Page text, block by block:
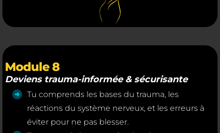
Module 8
Deviens trauma-informée & sécurisante
Tu comprends les bases du trauma, les
réactions du système nerveux, et les erreurs à
éviter pour ne pas blesser.